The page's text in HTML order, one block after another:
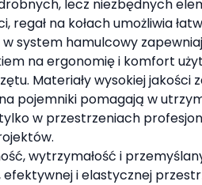
lecz niezbędnych
regał na kołach umożliwia
w system hamulcowy
na ergonomię i komfort
Materiały wysokiej
pojemniki pomagają w
tylko w przestrzeniach
wytrzymałość i
efektywnej i elastycznej